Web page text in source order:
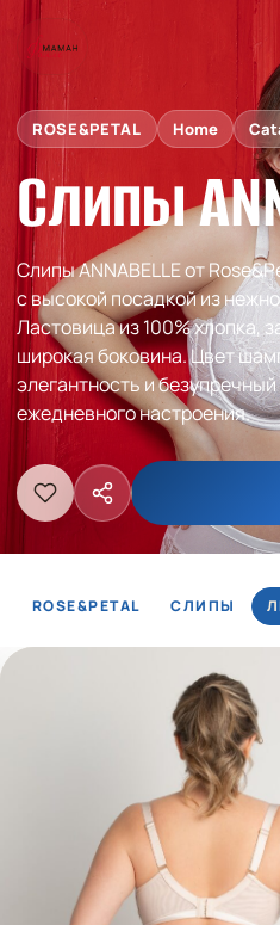
ROSE&PETAL Home
Слипы
Слипы ANNABELLE от
с высокой посадкой из
Ластовица из 100% хлопка,
широкая боковина. Цвет
элегантность и
ежедневного настроения.
ROSE&PETAL СЛИПЫ